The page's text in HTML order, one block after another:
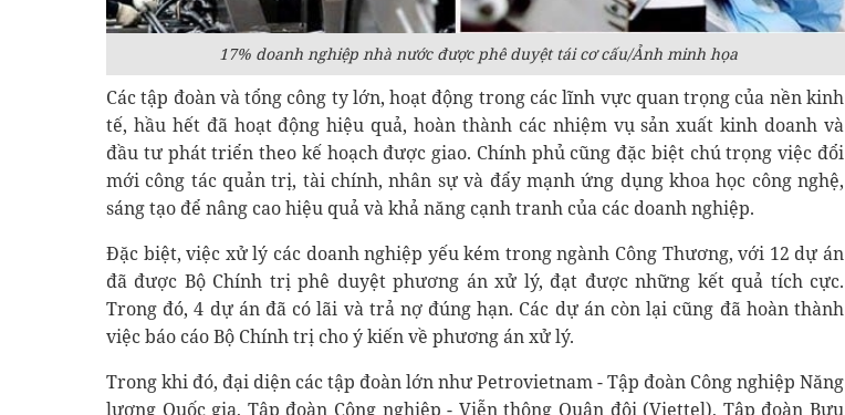
17% doanh nghiệp nhà nước được phê duyệt tái cơ cấu/Ảnh minh họa
Các tập đoàn và tổng công ty lớn, hoạt động trong các lĩnh vực quan trọng của nền kinh
tế, hầu hết đã hoạt động hiệu quả, hoàn thành các nhiệm vụ sản xuất kinh doanh và
đầu tư phát triển theo kế hoạch được giao. Chính phủ cũng đặc biệt chú trọng việc đổi
mới công tác quản trị, tài chính, nhân sự và đẩy mạnh ứng dụng khoa học công nghệ,
sáng tạo để nâng cao hiệu quả và khả năng cạnh tranh của các doanh nghiệp.
Đặc biệt, việc xử lý các doanh nghiệp yếu kém trong ngành Công Thương, với 12 dự án
đã được Bộ Chính trị phê duyệt phương án xử lý, đạt được những kết quả tích cực.
Trong đó, 4 dự án đã có lãi và trả nợ đúng hạn. Các dự án còn lại cũng đã hoàn thành
việc báo cáo Bộ Chính trị cho ý kiến về phương án xử lý.
Trong khi đó, đại diện các tập đoàn lớn như Petrovietnam - Tập đoàn Công nghiệp Năng
lượng Quốc gia, Tập đoàn Công nghiệp - Viễn thông Quân đội (Viettel), Tập đoàn Bưu